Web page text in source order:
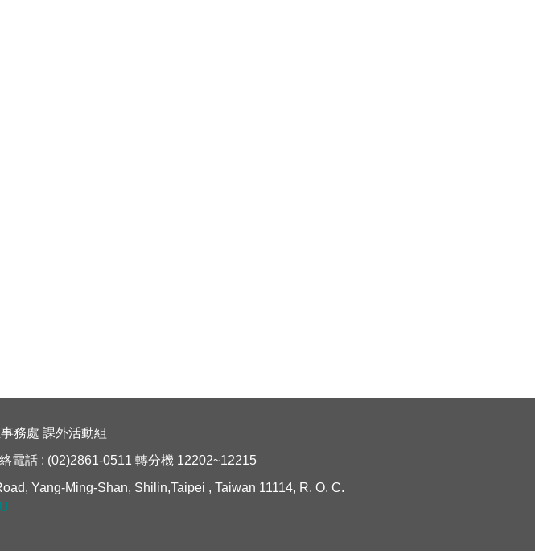
務處 課外活動組
電話 : (02)2861-0511 轉分機 12202~12215
Yang-Ming-Shan, Shilin,Taipei , Taiwan 11114, R. O. C.